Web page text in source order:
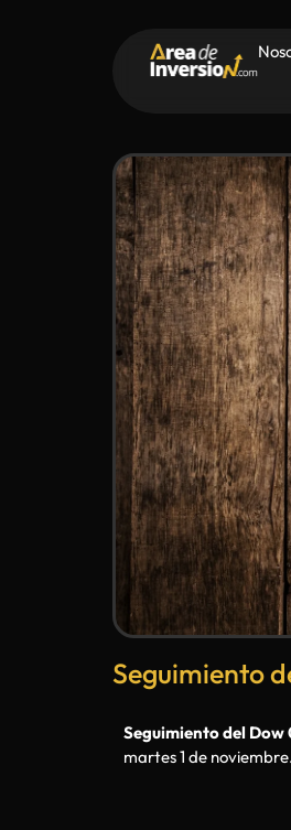
Seguimiento
Seguimiento del Dow
martes 1 de noviembre.